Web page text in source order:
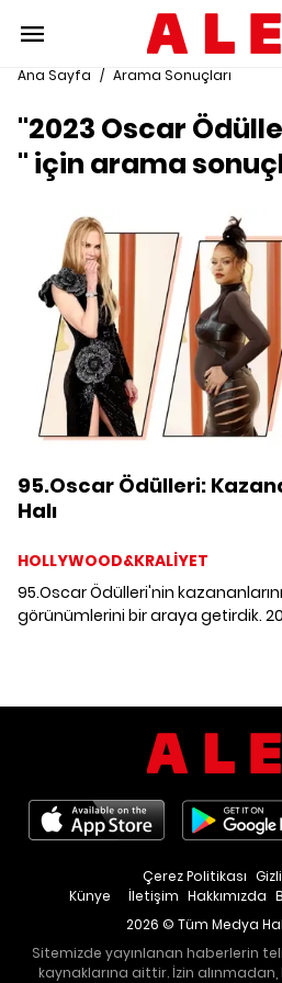
Ana Sayfa / Arama Sonuçları
"2023 Oscar
" için arama
95.Oscar Ödülleri:
Halı
HOLLYWOOD&KRALİYET
95.Oscar Ödülleri'nin kazananlarını
görünümlerini bir araya getirdik.
Künye İletişim Hakkımızda
Çerez Politikası
2026 © Tüm Medya
Sitemizde yayınlanan haberlerin
kaynaklarına aittir. İzin